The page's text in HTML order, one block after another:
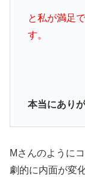
と私が満足
す。
本当にあり
Mさんのように
劇的に内面が変